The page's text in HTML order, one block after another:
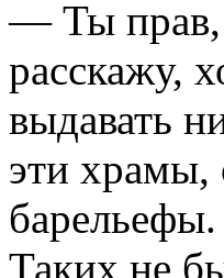
— Ты прав,
расскажу,
выдавать
эти храмы,
Таких не